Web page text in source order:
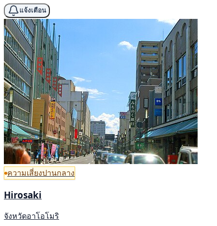
แจ้งเตือน
ความเสี่ยงปานกลาง
Hirosaki
จังหวัดอาโอโมริ